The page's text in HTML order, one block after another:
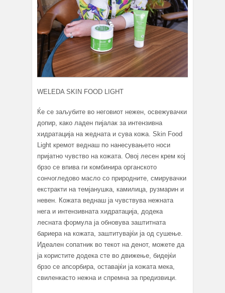
WELEDA SKIN FOOD LIGHT
Ќе се заљубите во неговиот нежен, освежувачки
допир, како ладен пијалак за интензивна
хидратација на жедната и сува кожа. Skin Food
Light кремот веднаш по нанесувањето носи
пријатно чувство на кожата. Овој лесен крем кој
брзо се впива ги комбинира органското
сончогледово масло со природните, смирувачки
екстракти на темјанушка, камилица, рузмарин и
невен. Кожата веднаш ја чувствува нежната
нега и интензивната хидратација, додека
лесната формула ја обновува заштитната
бариера на кожата, заштитувајќи ја од сушење.
Идеален сопатник во текот на денот, можете да
ја користите додека сте во движење, бидејќи
брзо се апсорбира, оставајќи ја кожата мека,
свиленкасто нежна и спремна за предизвици.